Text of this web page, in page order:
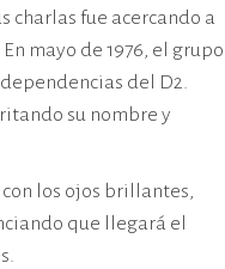
charlas fue acercando a
mayo de 1976, el grupo
del D2.
su nombre y
los ojos brillantes,
que llegará el